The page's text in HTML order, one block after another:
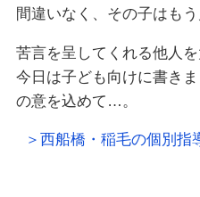
間違いなく、その子はも
苦言を呈してくれる他人を
今日は子ども向けに書き
の意を込めて…。
＞西船橋・稲毛の個別指